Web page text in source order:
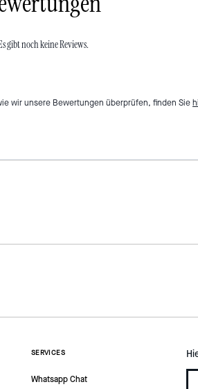
gibt noch keine Reviews.
wir unsere Bewertungen überprüfen, finden Sie
SERVICES
Whatsapp Chat